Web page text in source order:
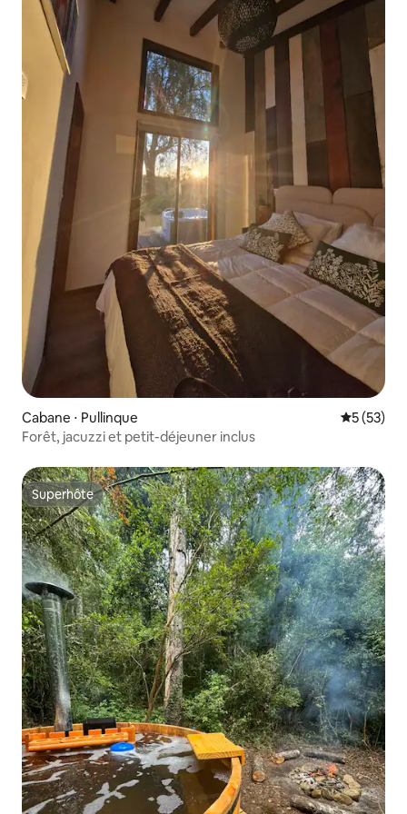
Cabane ⋅ Pullinque
5 (53)
Forêt, jacuzzi et petit-déjeuner inclus
Superhôte
Superhôte